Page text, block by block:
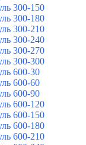
300-150
300-180
300-210
300-240
300-270
300-300
600-30
600-60
600-90
600-120
600-150
600-180
600-210